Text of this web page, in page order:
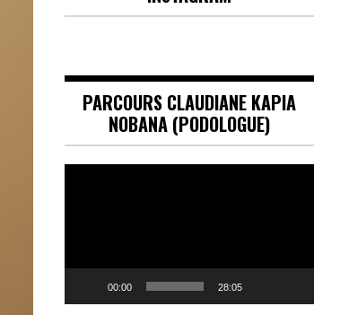
PARCOURS CLAUDIANE KAPIA
NOBANA (PODOLOGUE)
00:00 28:05